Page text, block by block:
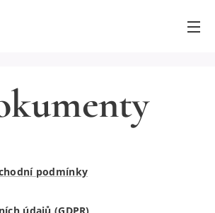
podmínky